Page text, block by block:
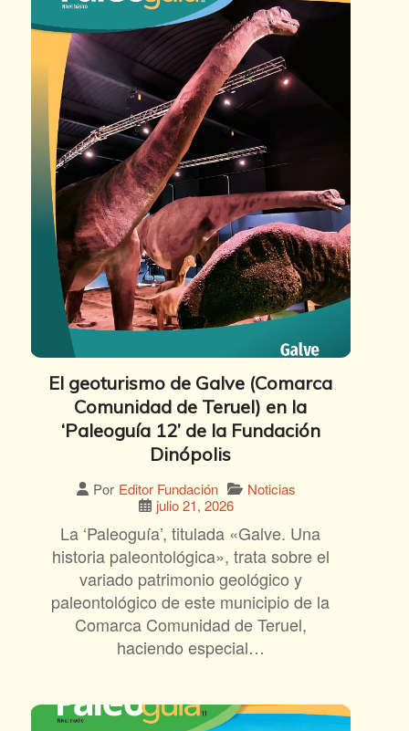
El geoturismo de Galve (Comarca
Comunidad de Teruel) en la
‘Paleoguía 12’ de la Fundación
Dinópolis
Por Editor Fundación
Noticias
julio 21, 2026
La ‘Paleoguía’, titulada «Galve. Una
historia paleontológica», trata sobre el
variado patrimonio geológico y
paleontológico de este municipio de la
Comarca Comunidad de Teruel,
haciendo especial…